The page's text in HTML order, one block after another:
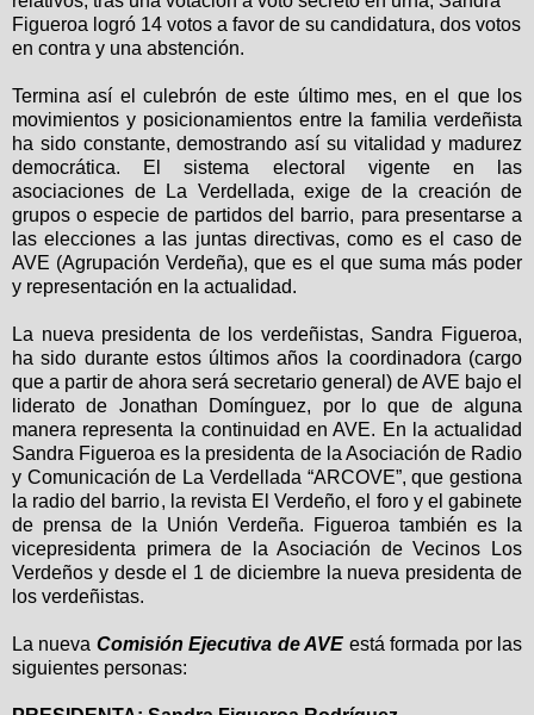
Figueroa logró 14 votos a favor de su candidatura, dos votos
en contra y una abstención.
Termina así el culebrón de este último mes, en el que los
movimientos y posicionamientos entre la familia verdeñista
ha sido constante, demostrando así su vitalidad y madurez
democrática. El sistema electoral vigente en las
asociaciones de La Verdellada, exige de la creación de
grupos o especie de partidos del barrio, para presentarse a
las elecciones a las juntas directivas, como es el caso de
AVE (Agrupación Verdeña), que es el que suma más poder
y representación en la actualidad.
La nueva presidenta de los verdeñistas, Sandra Figueroa,
ha sido durante estos últimos años la coordinadora (cargo
que a partir de ahora será secretario general) de AVE bajo el
liderato de Jonathan Domínguez, por lo que de alguna
manera representa la continuidad en AVE. En la actualidad
Sandra Figueroa es la presidenta de la Asociación de Radio
y Comunicación de La Verdellada “ARCOVE”, que gestiona
la radio del barrio, la revista El Verdeño, el foro y el gabinete
de prensa de la Unión Verdeña. Figueroa también es la
vicepresidenta primera de la Asociación de Vecinos Los
Verdeños y desde el 1 de diciembre la nueva presidenta de
los verdeñistas.
La nueva Comisión Ejecutiva de AVE está formada por las
siguientes personas: